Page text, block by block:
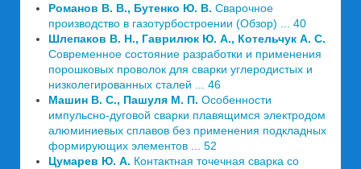
Романов В. В., Бутенко Ю. В. Сварочное
производство в газотурбостроении (Обзор) ... 40
Шлепаков В. Н., Гаврилюк Ю. А., Котельчук А. С.
Современное состояние разработки и применения
порошковых проволок для сварки углеродистых и
низколегированных сталей ... 46
Машин В. С., Пашуля М. П. Особенности
импульсно-дуговой сварки плавящимся электродом
алюминиевых сплавов без применения подкладных
формирующих элементов ... 52
Цумарев Ю. А. Контактная точечная сварка со